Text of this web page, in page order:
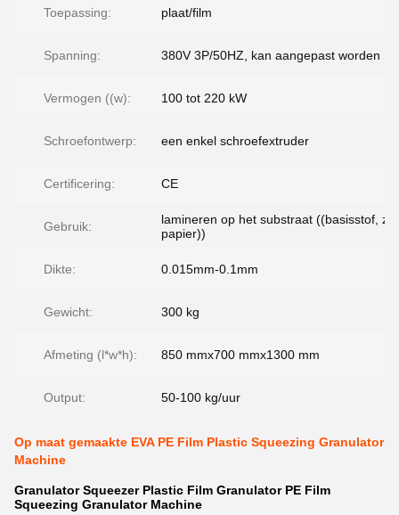
Toepassing: plaat/film
Spanning: 380V 3P/50HZ, kan aangepast worden
Vermogen ((w): 100 tot 220 kW
Schroefontwerp: een enkel schroefextruder
Certificering: CE
Gebruik:
lamineren op het substraat ((basisstof,
papier))
Dikte: 0.015mm-0.1mm
Gewicht: 300 kg
Afmeting (l*w*h): 850 mmx700 mmx1300 mm
Output: 50-100 kg/uur
Op maat gemaakte EVA PE Film Plastic Squeezing Granulator
Machine
Granulator Squeezer Plastic Film Granulator PE Film
Squeezing Granulator Machine